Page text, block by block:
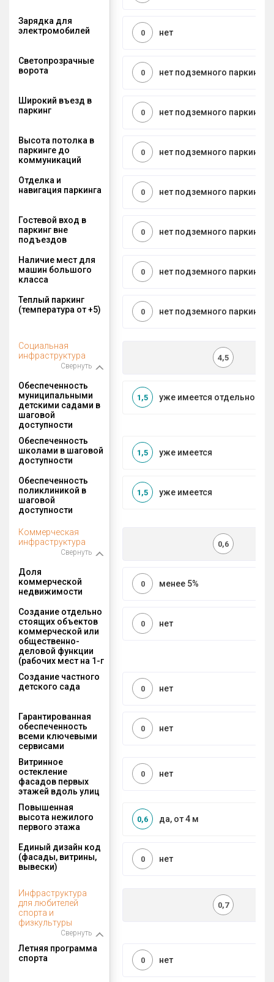
Зарядка для
электромобилей
нет
0
Светопрозрачные
ворота
нет подземного паркинга
0
Широкий въезд в
паркинг
нет подземного паркинга
0
Высота потолка в
паркинге до
коммуникаций
нет подземного паркинга
0
Отделка и
навигация паркинга
нет подземного паркинга
0
Гостевой вход в
паркинг вне
подъездов
нет подземного паркинга
0
Наличие мест для
машин большого
класса
нет подземного паркинга
0
Теплый паркинг
(температура от +5)
нет подземного паркинга
0
Социальная
инфраструктура
Свернуть
4,5
Обеспеченность
муниципальными
детскими садами в
шаговой
доступности
уже имеется
1,5
Обеспеченность
школами в шаговой
доступности
уже имеется
1,5
Обеспеченность
поликлиникой в
шаговой
доступности
уже имеется
1,5
Коммерческая
инфраструктура
Свернуть
0,6
Доля
коммерческой
недвижимости
менее 5%
0
Создание отдельно
стоящих объектов
коммерческой или
общественно-
деловой функции
(рабочих мест на 1-г
нет
0
Создание частного
детского сада
нет
0
Гарантированная
обеспеченность
всеми ключевыми
сервисами
нет
0
Витринное
остекление
фасадов первых
этажей вдоль улиц
нет
0
Повышенная
высота нежилого
первого этажа
да, от 4 м
0,6
Единый дизайн код
(фасады, витрины,
вывески)
нет
0
Инфраструктура
для любителей
спорта и
физкультуры
Свернуть
0,7
Летняя программа
спорта
нет
0